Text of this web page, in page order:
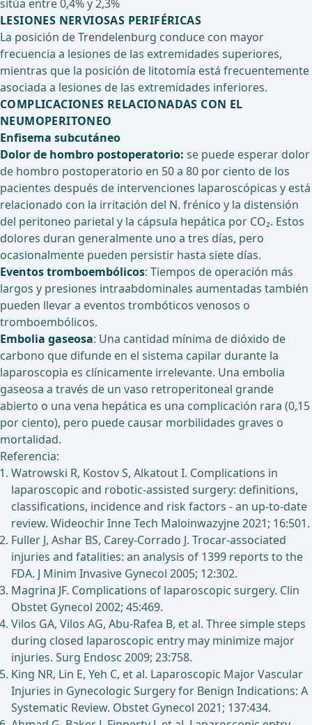
sitúa entre 0,4% y 2,3%
LESIONES NERVIOSAS PERIFÉRICAS
La posición de Trendelenburg conduce con mayor
frecuencia a lesiones de las extremidades superiores,
mientras que la posición de litotomía está frecuentemente
asociada a lesiones de las extremidades inferiores.
COMPLICACIONES RELACIONADAS CON EL
NEUMOPERITONEO
Enfisema subcutáneo
Dolor de hombro postoperatorio: se puede esperar dolor
de hombro postoperatorio en 50 a 80 por ciento de los
pacientes después de intervenciones laparoscópicas y está
relacionado con la irritación del N. frénico y la distensión
del peritoneo parietal y la cápsula hepática por CO₂. Estos
dolores duran generalmente uno a tres días, pero
ocasionalmente pueden persistir hasta siete días.
Eventos tromboembólicos: Tiempos de operación más
largos y presiones intraabdominales aumentadas también
pueden llevar a eventos trombóticos venosos o
tromboembólicos.
Embolia gaseosa: Una cantidad mínima de dióxido de
carbono que difunde en el sistema capilar durante la
laparoscopia es clínicamente irrelevante. Una embolia
gaseosa a través de un vaso retroperitoneal grande
abierto o una vena hepática es una complicación rara (0,15
por ciento), pero puede causar morbilidades graves o
mortalidad.
Referencia:
Watrowski R, Kostov S, Alkatout I. Complications in
laparoscopic and robotic-assisted surgery: definitions,
classifications, incidence and risk factors - an up-to-date
review. Wideochir Inne Tech Maloinwazyjne 2021; 16:501.
Fuller J, Ashar BS, Carey-Corrado J. Trocar-associated
injuries and fatalities: an analysis of 1399 reports to the
FDA. J Minim Invasive Gynecol 2005; 12:302.
Magrina JF. Complications of laparoscopic surgery. Clin
Obstet Gynecol 2002; 45:469.
Vilos GA, Vilos AG, Abu-Rafea B, et al. Three simple steps
during closed laparoscopic entry may minimize major
injuries. Surg Endosc 2009; 23:758.
King NR, Lin E, Yeh C, et al. Laparoscopic Major Vascular
Injuries in Gynecologic Surgery for Benign Indications: A
Systematic Review. Obstet Gynecol 2021; 137:434.